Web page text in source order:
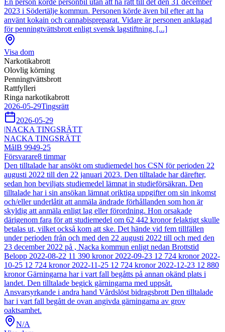
En person körde personbil utan att ha rätt till det den 31 december
2023 i Södertälje kommun. Personen körde även bil efter att ha
använt kokain och cannabispreparat. Vidare är personen anklagad
för penningtvättsbrott enligt svensk lagstiftning. [...]
Visa dom
Narkotikabrott
Olovlig körning
Penningtvättsbrott
Rattfylleri
Ringa narkotikabrott
2026-05-29Tingsrätt
2026-05-29
|NACKA TINGSRÄTT
NACKA TINGSRÄTT
MålB 9949-25
Försvarare8 timmar
Den tilltalade har ansökt om studiemedel hos CSN för perioden 22
augusti 2022 till den 22 januari 2023. Den tilltalade har därefter,
sedan hon beviljats studiemedel lämnat in studieförsäkran. Den
tilltalade har i sin ansökan lämnat oriktiga uppgifter om sin inkomst
och/eller underlåtit att anmäla ändrade förhållanden som hon är
skyldig att anmäla enligt lag eller förordning. Hon orsakade
därigenom fara för att studiemedel om 62 442 kronor felaktigt skulle
betalas ut, vilket också kom att ske. Det hände vid fem tillfällen
under perioden från och med den 22 augusti 2022 till och med den
23 december 2022 på , Nacka kommun enligt nedan Brottstid
Belopp 2022-08-22 11 390 kronor 2022-09-23 12 724 kronor 2022-
10-25 12 724 kronor 2022-11-25 12 724 kronor 2022-12-23 12 880
kronor Gärningarna har i vart fall begåtts på annan okänd plats i
landet. Den tilltalade begick gärningarna med uppsåt.
Ansvarsyrkande i andra hand Vårdslöst bidragsbrott Den tilltalade
har i vart fall begått de ovan angivda gärningarna av grov
oaktsamhet.
N/A